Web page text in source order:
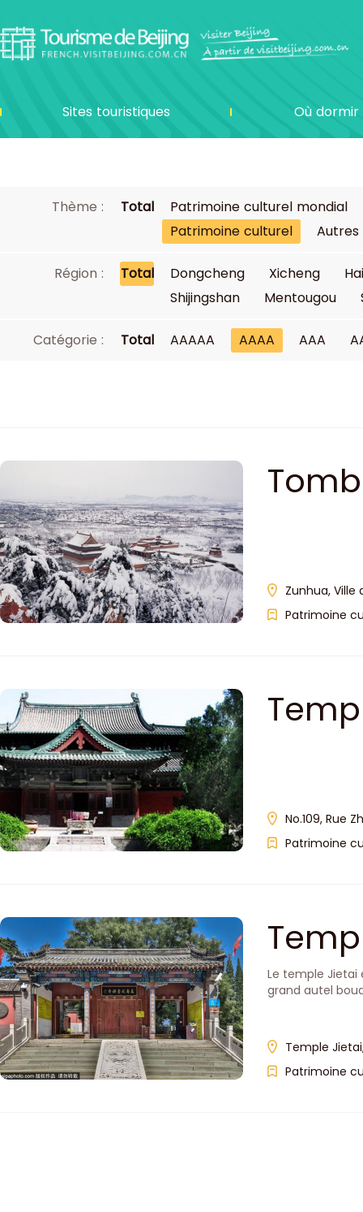
Sites touristiques Où dormir
Thème : Total
Patrimoine culturel mondial
Patrimoine culturel
Autres
Région : Total Dongcheng Xicheng
Shijingshan
Mentougou
Catégorie : Total AAAAA AAAA AAA
Zunhua, Ville
Patrimoine
No.109, Rue
Patrimoine
Le temple Jietai
grand autel
Temple
Patrimoine